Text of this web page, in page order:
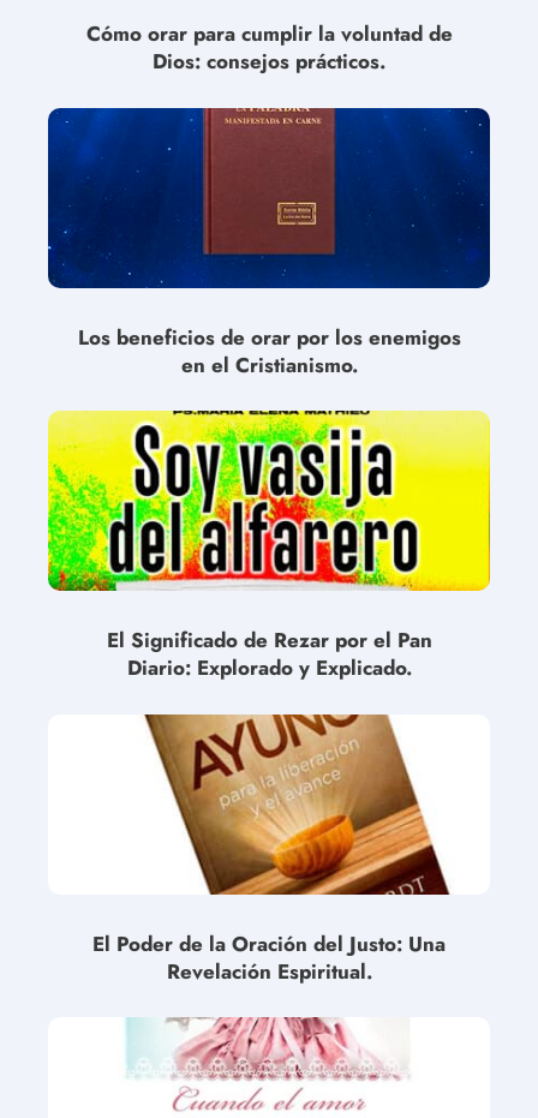
Cómo orar para cumplir la voluntad de
Dios: consejos prácticos.
Los beneficios de orar por los enemigos
en el Cristianismo.
El Significado de Rezar por el Pan
Diario: Explorado y Explicado.
El Poder de la Oración del Justo: Una
Revelación Espiritual.